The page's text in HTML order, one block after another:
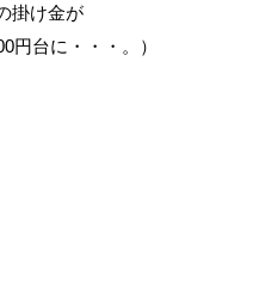
掛け金が
円台に・・・。）